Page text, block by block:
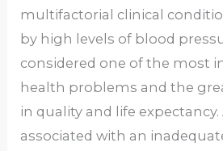
multifactorial clinical
by high levels of blood
considered one of the most
health problems and the
in quality and life expectancy.
associated with an